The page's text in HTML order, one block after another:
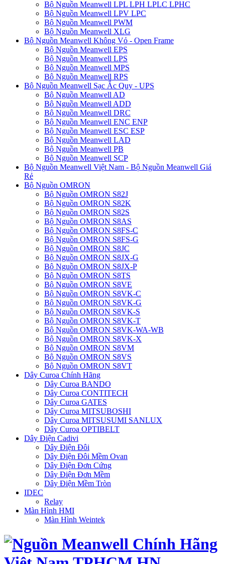
Bộ Nguồn Meanwell LPL LPH LPLC LPHC
Bộ Nguồn Meanwell LPV LPC
Bộ Nguồn Meanwell PWM
Bộ Nguồn Meanwell XLG
Bộ Nguồn Meanwell Không Vỏ - Open Frame
Bộ Nguồn Meanwell EPS
Bộ Nguồn Meanwell LPS
Bộ Nguồn Meanwell MPS
Bộ Nguồn Meanwell RPS
Bộ Nguồn Meanwell Sạc Ắc Quy - UPS
Bộ Nguồn Meanwell AD
Bộ Nguồn Meanwell ADD
Bộ Nguồn Meanwell DRC
Bộ Nguồn Meanwell ENC ENP
Bộ Nguồn Meanwell ESC ESP
Bộ Nguồn Meanwell LAD
Bộ Nguồn Meanwell PB
Bộ Nguồn Meanwell SCP
Bộ Nguồn Meanwell Việt Nam - Bộ Nguồn Meanwell Giá
Rẻ
Bộ Nguồn OMRON
Bộ Nguồn OMRON S82J
Bộ Nguồn OMRON S82K
Bộ Nguồn OMRON S82S
Bộ Nguồn OMRON S8AS
Bộ Nguồn OMRON S8FS-C
Bộ Nguồn OMRON S8FS-G
Bộ Nguồn OMRON S8JC
Bộ Nguồn OMRON S8JX-G
Bộ Nguồn OMRON S8JX-P
Bộ Nguồn OMRON S8TS
Bộ Nguồn OMRON S8VE
Bộ Nguồn OMRON S8VK-C
Bộ Nguồn OMRON S8VK-G
Bộ Nguồn OMRON S8VK-S
Bộ Nguồn OMRON S8VK-T
Bộ Nguồn OMRON S8VK-WA-WB
Bộ Nguồn OMRON S8VK-X
Bộ Nguồn OMRON S8VM
Bộ Nguồn OMRON S8VS
Bộ Nguồn OMRON S8VT
Dây Curoa Chính Hãng
Dây Curoa BANDO
Dây Curoa CONTITECH
Dây Curoa GATES
Dây Curoa MITSUBOSHI
Dây Curoa MITSUSUMI SANLUX
Dây Curoa OPTIBELT
Dây Điện Cadivi
Dây Điện Đôi
Dây Điện Đôi Mềm Ovan
Dây Điện Đơn Cứng
Dây Điện Đơn Mềm
Dây Điện Mềm Tròn
IDEC
Relay
Màn Hình HMI
Màn Hình Weintek